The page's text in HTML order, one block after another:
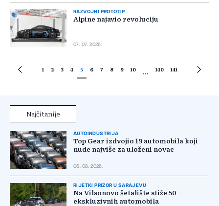
RAZVOJNI PROTOTIP
Alpine najavio revoluciju
07. 07. 2026.
1 2 3 4 5 6 7 8 9 10 ... 140 141
Najčitanije
AUTOINDUSTRIJA
Top Gear izdvojio 19 automobila koji
nude najviše za uloženi novac
06. 08. 2026.
RIJETKI PRIZOR U SARAJEVU
Na Vilsonovo šetalište stiže 50
ekskluzivnih automobila